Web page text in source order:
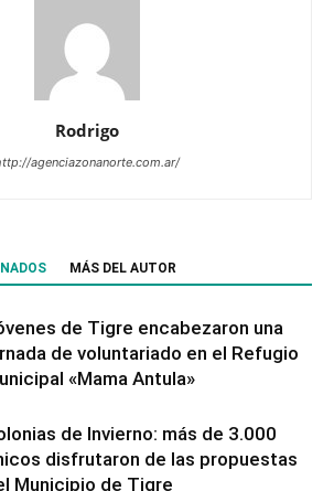
Rodrigo
agenciazonanorte.com.ar/
MÁS DEL AUTOR
de Tigre encabezaron una
de voluntariado en el Refugio
«Mama Antula»
de Invierno: más de 3.000
disfrutaron de las propuestas
Municipio de Tigre